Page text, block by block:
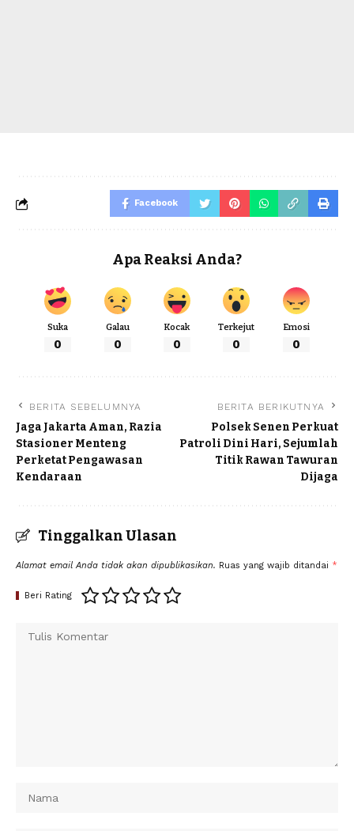
Facebook
Apa Reaksi Anda?
Suka
0
Galau
0
Kocak
0
Terkejut
0
Emosi
0
BERITA SEBELUMNYA
Jaga Jakarta Aman, Razia
Stasioner Menteng
Perketat Pengawasan
Kendaraan
BERITA BERIKUTNYA
Polsek Senen Perkuat
Patroli Dini Hari, Sejumlah
Titik Rawan Tawuran
Dijaga
Tinggalkan Ulasan
Alamat email Anda tidak akan dipublikasikan. Ruas yang wajib ditandai *
Beri Rating